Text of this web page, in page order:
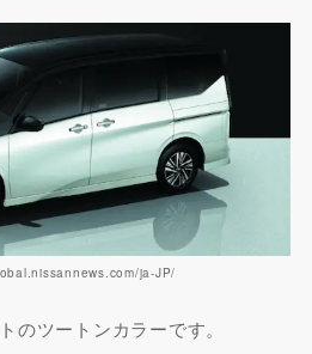
ja-JP/
のツートンカラーです。